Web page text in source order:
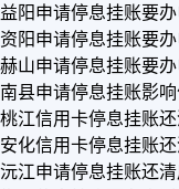
益阳申请停息挂账要
资阳申请停息挂账要
赫山申请停息挂账要
南县申请停息挂账影
桃江信用卡停息挂账
安化信用卡停息挂账
沅江申请停息挂账还